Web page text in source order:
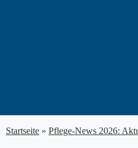
Startseite » Pflege-News 2026: